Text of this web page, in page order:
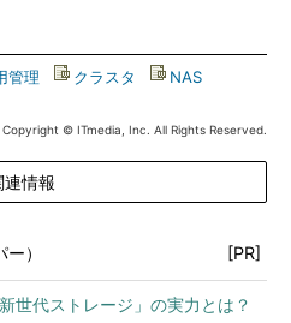
管理 クラスタ NAS
Copyright © ITmedia, Inc. All Rights Reserved.
連情報
） [PR]
世代ストレージ」の実力とは？